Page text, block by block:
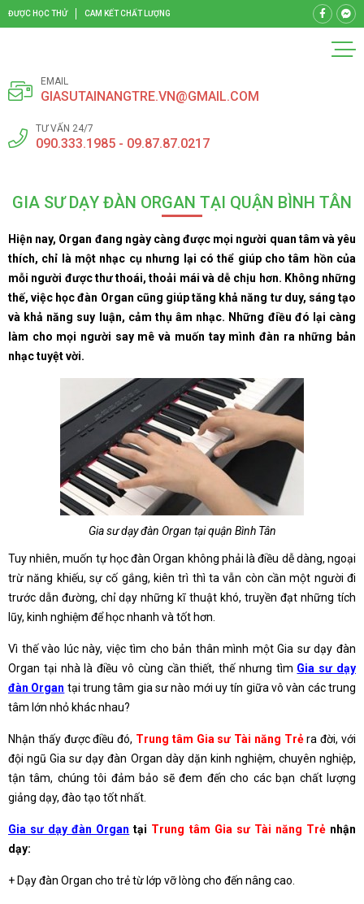
ĐƯỢC HỌC THỬ CAM KẾT CHẤT LƯỢNG
EMAIL
GIASUTAINANGTRE.VN@GMAIL.COM
TƯ VẤN 24/7
090.333.1985 - 09.87.87.0217
GIA SƯ DẠY ĐÀN ORGAN TẠI QUẬN BÌNH TÂN
Hiện nay, Organ đang ngày càng được mọi người quan tâm và yêu
thích, chỉ là một nhạc cụ nhưng lại có thể giúp cho tâm hồn của
mỗi người được thư thoái, thoải mái và dễ chịu hơn. Không những
thế, việc học đàn Organ cũng giúp tăng khả năng tư duy, sáng tạo
và khả năng suy luận, cảm thụ âm nhạc. Những điều đó lại càng
làm cho mọi người say mê và muốn tay mình đàn ra những bản
nhạc tuyệt vời.
Gia sư dạy đàn Organ tại quận Bình Tân
Tuy nhiên, muốn tự học đàn Organ không phải là điều dễ dàng, ngoại
trừ năng khiếu, sự cố gắng, kiên trì thì ta vẫn còn cần một người đi
trước dẫn đường, chỉ dạy những kĩ thuật khó, truyền đạt những tích
lũy, kinh nghiệm để học nhanh và tốt hơn.
Vì thế vào lúc này, việc tìm cho bản thân mình một Gia sư dạy đàn
Organ tại nhà là điều vô cùng cần thiết, thế nhưng tìm Gia sư dạy
đàn Organ tại trung tâm gia sư nào mới uy tín giữa vô vàn các trung
tâm lớn nhỏ khác nhau?
Nhận thấy được điều đó, Trung tâm Gia sư Tài năng Trẻ ra đời, với
đội ngũ Gia sư dạy đàn Organ dày dặn kinh nghiệm, chuyên nghiệp,
tận tâm, chúng tôi đảm bảo sẽ đem đến cho các bạn chất lượng
giảng dạy, đào tạo tốt nhất.
Gia sư dạy đàn Organ tại Trung tâm Gia sư Tài năng Trẻnhận
dạy:
+ Dạy đàn Organ cho trẻ từ lớp vỡ lòng cho đến nâng cao.